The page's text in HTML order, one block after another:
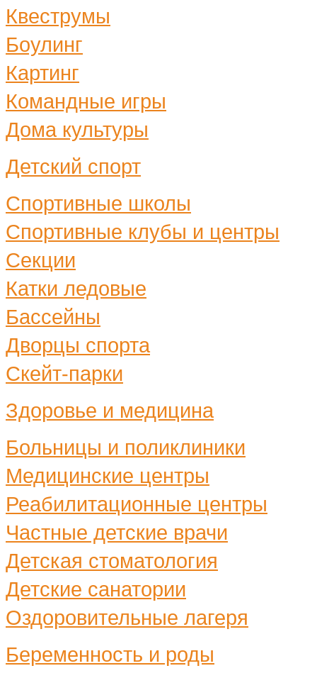
Квеструмы
Боулинг
Картинг
Командные игры
Дома культуры
Детский спорт
Спортивные школы
Спортивные клубы и центры
Секции
Катки ледовые
Бассейны
Дворцы спорта
Скейт-парки
Здоровье и медицина
Больницы и поликлиники
Медицинские центры
Реабилитационные центры
Частные детские врачи
Детская стоматология
Детские санатории
Оздоровительные лагеря
Беременность и роды